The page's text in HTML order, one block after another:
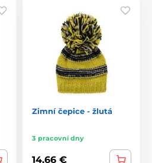
Zimní čepice - žlutá
3 pracovní dny
14,66 €